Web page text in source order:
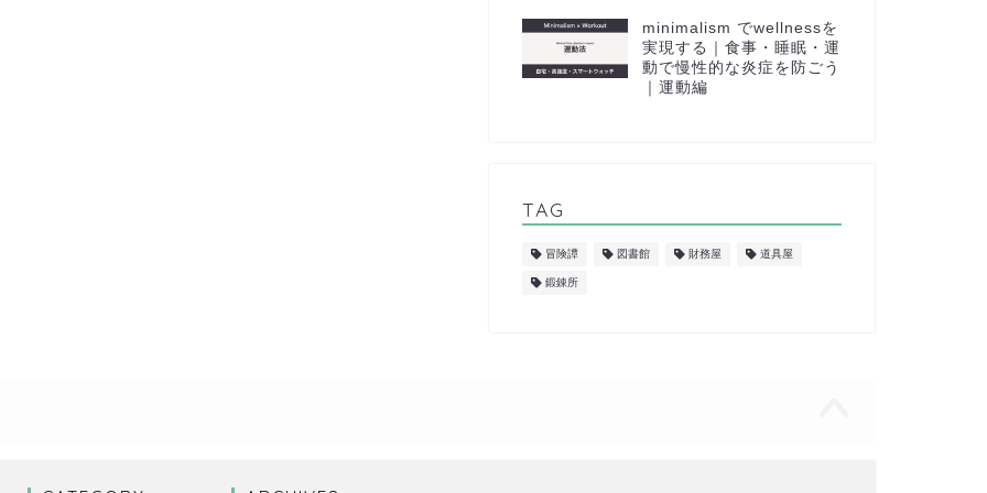
minimalism でwellnessを
実現する｜食事・睡眠・運
動で慢性的な炎症を防ごう
｜運動編
TAG
冒険譚 図書館 財務屋 道具屋
鍛錬所